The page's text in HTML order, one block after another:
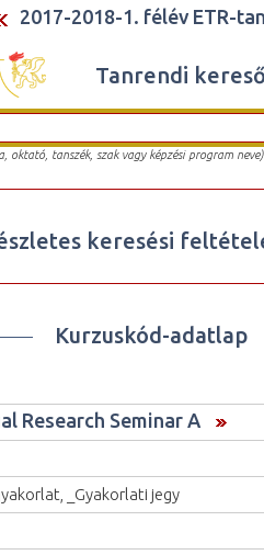
2017-2018-1. félév ETR-
Tanrendi kereső
tanszék, szak vagy képzési program
keresési
Kurzuskód-adatlap
Research Seminar A
_Gyakorlati jegy